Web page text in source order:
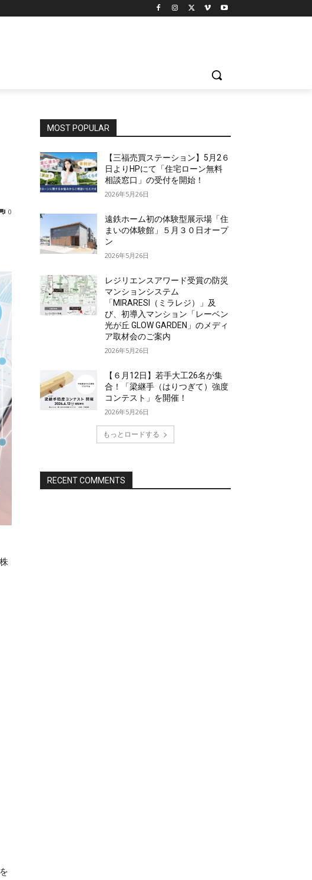
0
MOST POPULAR
【三福売買ステーション】5月2６
日よりHPにて「住宅ローン無料
相談窓口」の受付を開始！
2026年5月26日
遠鉄ホーム初の体験型展示場「住
まいの体験館」５月３０日オープ
ン
2026年5月26日
レジリエンスアワード受賞の防災
マンションシステム
「MIRARESI（ミラレジ）」及
び、初導入マンション「レーベン
光が丘 GLOW GARDEN」のメディ
ア取材会のご案内
2026年5月26日
【６月12日】若手大工26名が集
合！「梁継手（はりつぎて）強度
コンテスト」を開催！
2026年5月26日
もっとロードする
RECENT COMMENTS